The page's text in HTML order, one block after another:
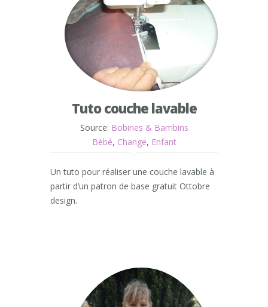
Tuto couche lavable
Source: Bobines & Bambins
Bébé, Change, Enfant
Un tuto pour réaliser une couche lavable à
partir d’un patron de base gratuit Ottobre
design.